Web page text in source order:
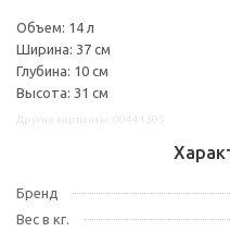
Объем: 14 л
Ширина: 37 см
Глубина: 10 см
Высота: 31 см
Бренд
Вес в кг.